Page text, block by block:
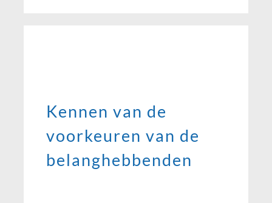
Kennen van de
voorkeuren van de
belanghebbenden